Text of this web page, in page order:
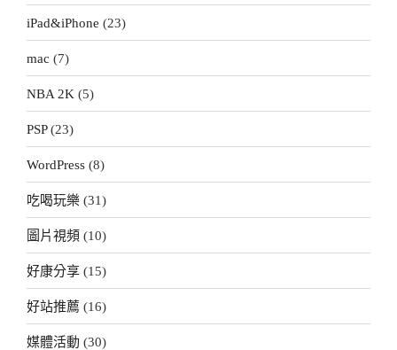
iPad&iPhone (23)
mac (7)
NBA 2K (5)
PSP(23)
WordPress (8)
吃喝玩樂 (31)
圖片視頻 (10)
好康分享 (15)
好站推薦 (16)
媒體活動 (30)